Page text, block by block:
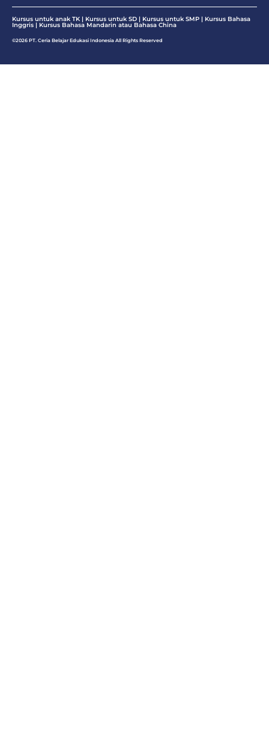
Kursus untuk anak TK | Kursus untuk SD | Kursus untuk SMP | Kursus Bahasa
Inggris | Kursus Bahasa Mandarin atau Bahasa China
©2026 PT. Ceria Belajar Edukasi Indonesia All Rights Reserved